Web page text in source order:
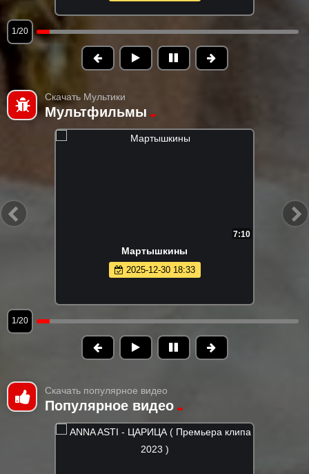
1/20
Скачать Мультики
Мультфильмы
7:10
Мартышкины
2025-12-30 18:33
1/20
Скачать популярное видео
Популярное видео